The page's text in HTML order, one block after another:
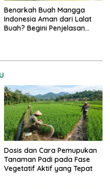
Benarkah Buah Mangga
Indonesia Aman dari Lalat
Buah? Begini Penjelasan
Dosis dan Cara Pemupukan
Tanaman Padi pada Fase
Vegetatif Aktif yang Tepat